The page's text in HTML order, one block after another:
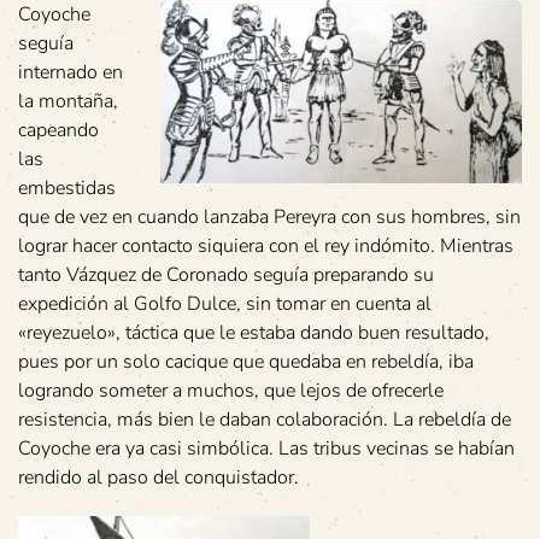
Coyoche
seguía
internado en
la montaña,
capeando
las
embestidas
que de vez en cuando lanzaba Pereyra con sus hombres, sin
lograr hacer contacto siquiera con el rey indómito. Mientras
tanto Vázquez de Coronado seguía preparando su
expedición al Golfo Dulce, sin tomar en cuenta al
«reyezuelo», táctica que le estaba dando buen resultado,
pues por un solo cacique que quedaba en rebeldía, iba
logrando someter a muchos, que lejos de ofrecerle
resistencia, más bien le daban colaboración. La rebeldía de
Coyoche era ya casi simbólica. Las tribus vecinas se habían
rendido al paso del conquistador.